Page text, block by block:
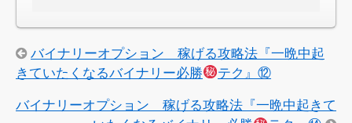
バイナリーオプション 稼げる攻略法『一晩中起
きていたくなるバイナリー必勝
テク』⑫
バイナリーオプション 稼げる攻略法『一晩中起きて